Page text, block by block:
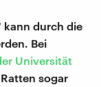
kann durch die
Bei
Universität
sogar